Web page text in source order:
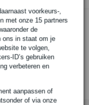
voorkeurs-,
met onze 15 partners
de
ons in staat om je
te volgen,
ID’s gebruiken
verbeteren en
aanpassen of
of via onze
ontvangers